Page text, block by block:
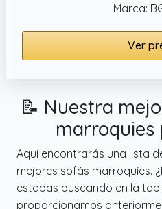
Marca:
Ver
📝 Nuestra
marroquies
Aquí encontrarás una lista
mejores sofás marroquíes.
estabas buscando en la
proporcionamos